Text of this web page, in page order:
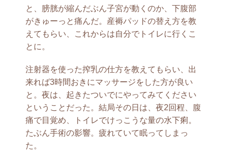
と、膀胱が縮んだぶん子宮が動くのか、下腹部
がきゅーっと痛んだ。産褥パッドの替え方を教
えてもらい、これからは自分でトイレに行くこ
とに。
注射器を使った搾乳の仕方を教えてもらい、出
来れば3時間おきにマッサージをした方が良い
と。夜は、起きたついでにやってみてください
ということだった。結局その日は、夜2回程、腹
痛で目覚め、トイレでけっこうな量の水下痢。
たぶん手術の影響。疲れていて眠ってしまっ
た。